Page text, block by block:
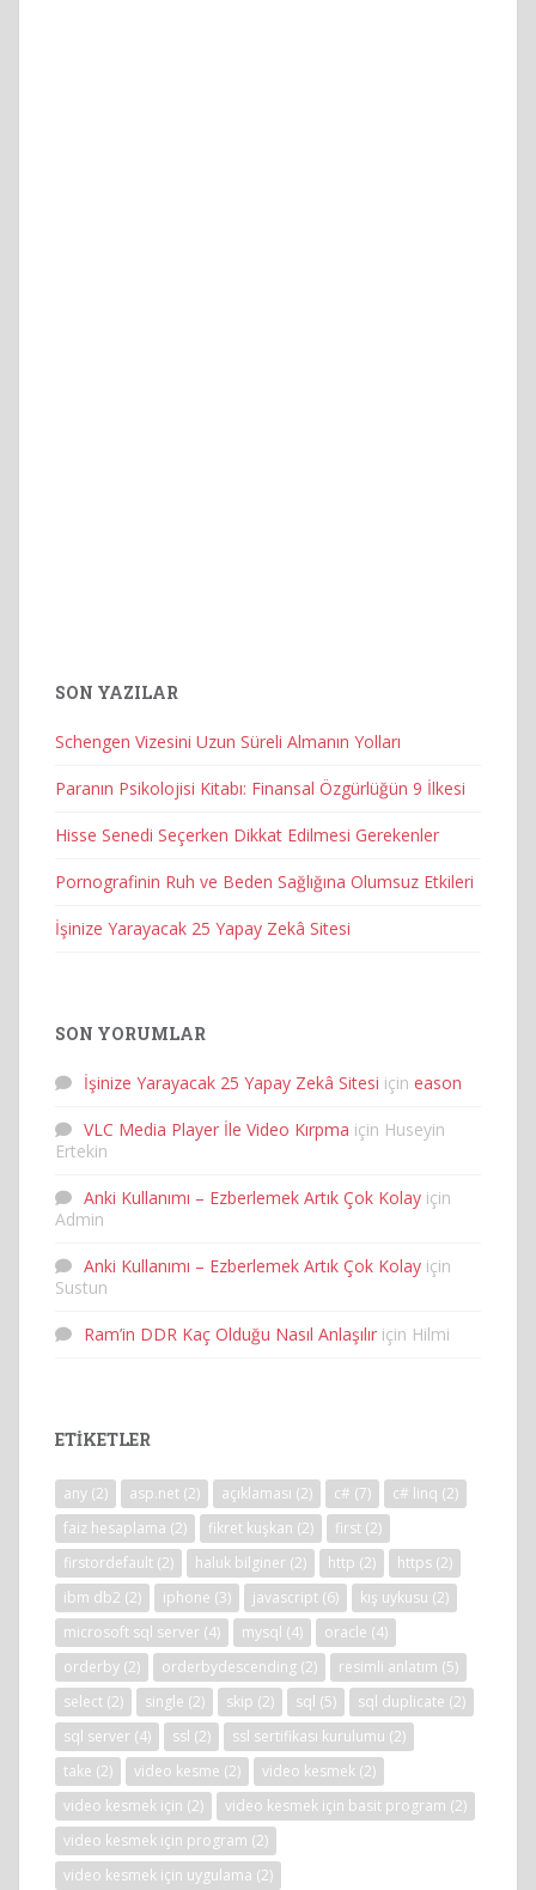
SON YAZILAR
Schengen Vizesini Uzun Süreli Almanın Yolları
Paranın Psikolojisi Kitabı: Finansal Özgürlüğün 9 İlkesi
Hisse Senedi Seçerken Dikkat Edilmesi Gerekenler
Pornografinin Ruh ve Beden Sağlığına Olumsuz Etkileri
İşinize Yarayacak 25 Yapay Zekâ Sitesi
SON YORUMLAR
İşinize Yarayacak 25 Yapay Zekâ Sitesi için eason
VLC Media Player İle Video Kırpma için Huseyin
Ertekin
Anki Kullanımı – Ezberlemek Artık Çok Kolay için
Admin
Anki Kullanımı – Ezberlemek Artık Çok Kolay için
Sustun
Ram’in DDR Kaç Olduğu Nasıl Anlaşılır için Hilmi
ETIKETLER
any (2) asp.net (2) açıklaması (2) c# (7) c# linq (2)
faiz hesaplama (2) fikret kuşkan (2) first (2)
firstordefault (2) haluk bilginer (2) http (2) https (2)
ibm db2 (2) iphone (3) javascript (6) kış uykusu (2)
microsoft sql server (4) mysql (4) oracle (4)
orderby (2) orderbydescending (2) resimli anlatım (5)
select (2) single (2) skip (2) sql (5) sql duplicate (2)
sql server (4) ssl (2) ssl sertifikası kurulumu (2)
take (2) video kesme (2) video kesmek (2)
video kesmek için (2) video kesmek için basit program (2)
video kesmek için program (2)
video kesmek için uygulama (2)